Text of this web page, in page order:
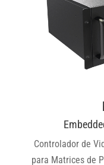
Controlador de
para Matrices de